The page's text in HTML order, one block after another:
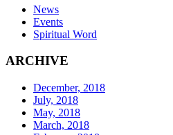
News
Events
Spiritual Word
ARCHIVE
December, 2018
July, 2018
May, 2018
March, 2018